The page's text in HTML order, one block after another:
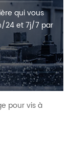
qui vous
24 et 7j/7 par
pour vis à